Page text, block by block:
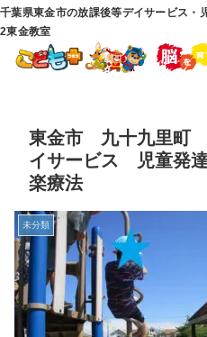
千葉県東金市の放課後等デイサービス
2東金教室
東金市 九十九里町
イサービス 児童発
楽療法
未分類